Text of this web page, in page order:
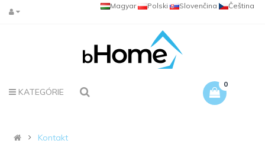
Čeština
Slovenčina
Polski
Magyar
KATEGÓRIE
0
Kontakt